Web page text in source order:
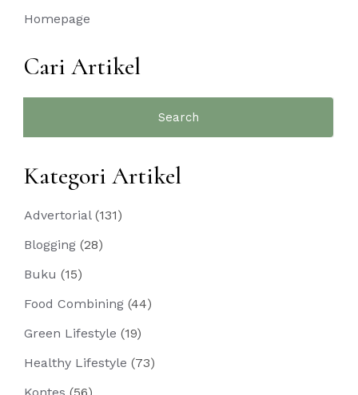
Homepage
Cari Artikel
Kategori Artikel
Advertorial(131)
Blogging (28)
Buku (15)
Food Combining (44)
Green Lifestyle (19)
Healthy Lifestyle (73)